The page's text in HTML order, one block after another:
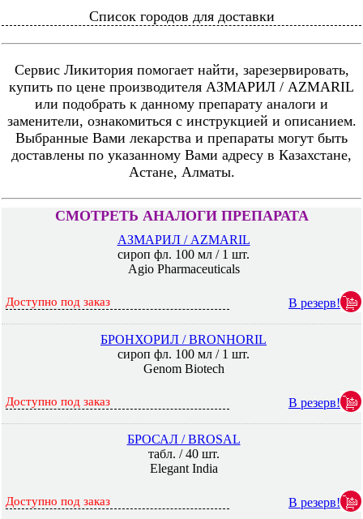
Список городов для доставки
Сервис Ликитория помогает найти, зарезервировать,
купить по цене производителя АЗМАРИЛ / AZMARIL
или подобрать к данному препарату аналоги и
заменители, ознакомиться с инструкцией и описанием.
Выбранные Вами лекарства и препараты могут быть
доставлены по указанному Вами адресу в Казахстане,
Астане, Алматы.
СМОТРЕТЬ АНАЛОГИ ПРЕПАРАТА
АЗМАРИЛ / AZMARIL
сироп фл. 100 мл / 1 шт.
Agio Pharmaceuticals
Доступно под заказ В резерв!
БРОНХОРИЛ / BRONHORIL
сироп фл. 100 мл / 1 шт.
Genom Biotech
Доступно под заказ В резерв!
БРОСАЛ / BROSAL
табл. / 40 шт.
Elegant India
Доступно под заказ В резерв!